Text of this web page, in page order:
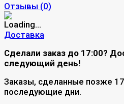
Отзывы (0)
Доставка
Сделали заказ до 17:00?
следующий день!
Заказы, сделанные позже
последующие дни.